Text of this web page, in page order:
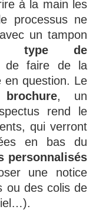
à la main les
processus ne
un tampon
type de
de faire de la
en question. Le
, un
rend le
qui verront
en bas du
personnalisés
une notice
ou des colis de